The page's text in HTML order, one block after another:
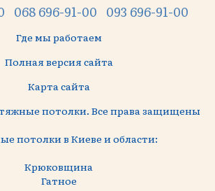
068 696-91-00 093 696-91-00
Где мы работаем
Полная версия сайта
Карта сайта
потолки. Все права защищены
потолки в Киеве и области:
Крюковщина
Гатное